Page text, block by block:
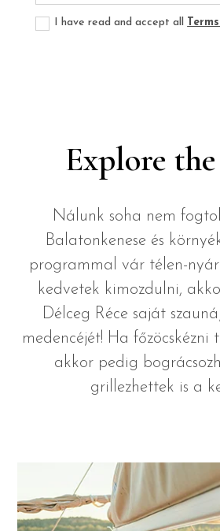
I have read and accept all
Explore
Nálunk soha nem
Balatonkenese és
programmal vár télen-
kedvetek kimozdulni,
Délceg Réce saját
medencéjét! Ha főzöcskézni
akkor pedig
grillezhettek is a